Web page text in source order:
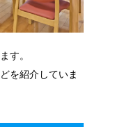
す。
を紹介していま